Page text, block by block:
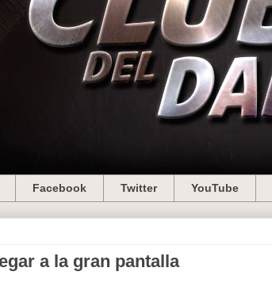
Facebook Twitter YouTube
a la gran pantalla